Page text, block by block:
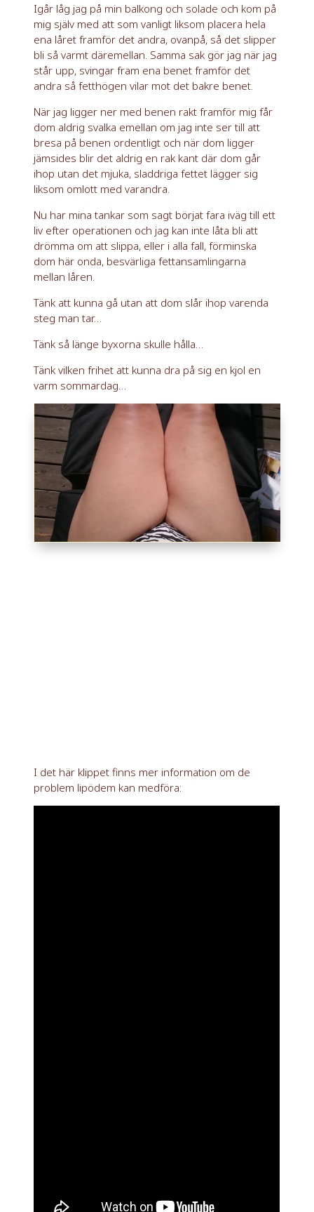
Igår låg jag på min balkong och solade och kom på
mig själv med att som vanligt liksom placera hela
ena låret framför det andra, ovanpå, så det slipper
bli så varmt däremellan. Samma sak gör jag när jag
står upp, svingar fram ena benet framför det
andra så fetthögen vilar mot det bakre benet.
När jag ligger ner med benen rakt framför mig får
dom aldrig svalka emellan om jag inte ser till att
bresa på benen ordentligt och när dom ligger
jämsides blir det aldrig en rak kant där dom går
ihop utan det mjuka, sladdriga fettet lägger sig
liksom omlott med varandra.
Nu har mina tankar som sagt börjat fara iväg till ett
liv efter operationen och jag kan inte låta bli att
drömma om att slippa, eller i alla fall, förminska
dom här onda, besvärliga fettansamlingarna
mellan låren.
Tänk att kunna gå utan att dom slår ihop varenda
steg man tar…
Tänk så länge byxorna skulle hålla…
Tänk vilken frihet att kunna dra på sig en kjol en
varm sommardag…
I det här klippet finns mer information om de
problem lipödem kan medföra: